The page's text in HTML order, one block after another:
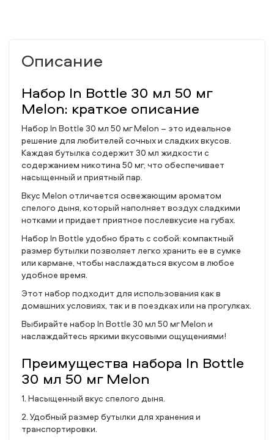
Описание
Набор In Bottle 30 мл 50 мг
Melon: краткое описание
Набор In Bottle 30 мл 50 мг Melon – это идеальное
решение для любителей сочных и сладких вкусов.
Каждая бутылка содержит 30 мл жидкости с
содержанием никотина 50 мг, что обеспечивает
насыщенный и приятный пар.
Вкус Melon отличается освежающим ароматом
спелого дыня, который наполняет воздух сладкими
нотками и придает приятное послевкусие на губах.
Набор In Bottle удобно брать с собой: компактный
размер бутылки позволяет легко хранить ее в сумке
или кармане, чтобы наслаждаться вкусом в любое
удобное время.
Этот набор подходит для использования как в
домашних условиях, так и в поездках или на прогулках.
Выбирайте набор In Bottle 30 мл 50 мг Melon и
наслаждайтесь яркими вкусовыми ощущениями!
Преимущества набора In Bottle
30 мл 50 мг Melon
1. Насыщенный вкус спелого дыня.
2. Удобный размер бутылки для хранения и
транспортировки.